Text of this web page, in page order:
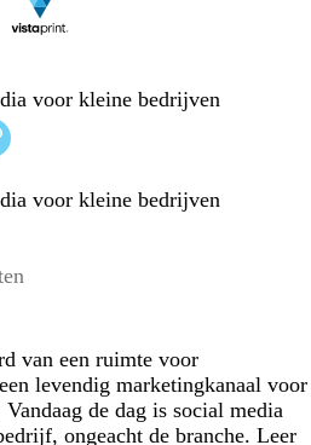
voor kleine bedrijven
voor kleine bedrijven
van een ruimte voor
levendig marketingkanaal voor
de dag is social media
ongeacht de branche. Leer